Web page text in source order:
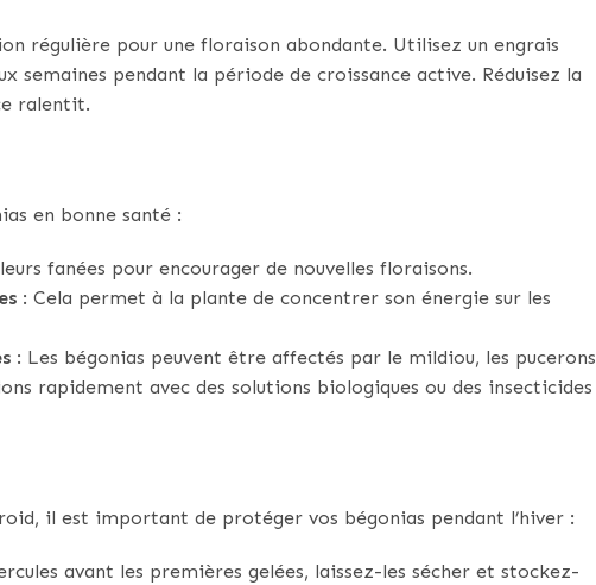
régulière pour une floraison abondante. Utilisez un engrais
semaines pendant la période de croissance active. Réduisez la
ralentit.
en bonne santé :
fanées pour encourager de nouvelles floraisons.
: Cela permet à la plante de concentrer son énergie sur les
: Les bégonias peuvent être affectés par le mildiou, les pucerons
rapidement avec des solutions biologiques ou des insecticides
il est important de protéger vos bégonias pendant l’hiver :
avant les premières gelées, laissez-les sécher et stockez-